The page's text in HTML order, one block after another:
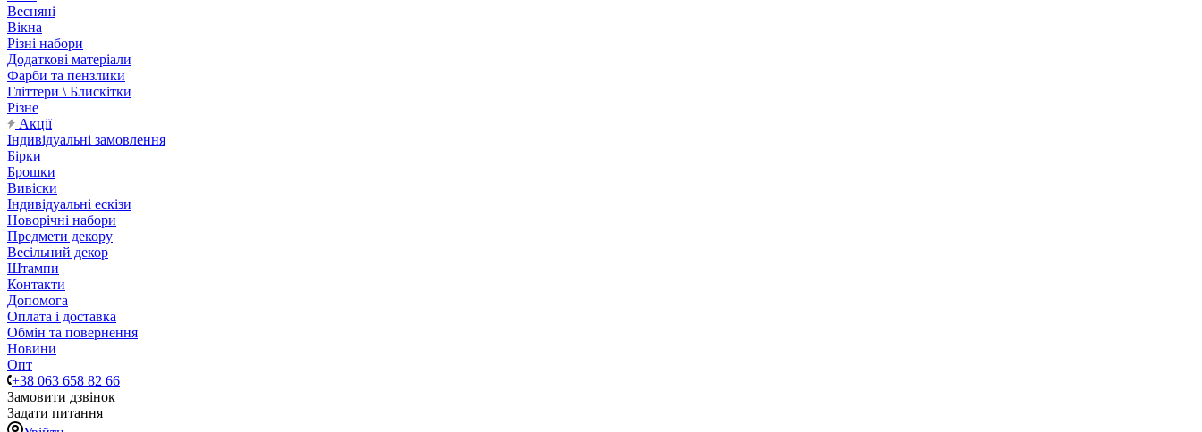
Весняні
Вікна
Різні набори
Додаткові матеріали
Фарби та пензлики
Гліттери \ Блискітки
Різне
Акції
Індивідуальні замовлення
Бірки
Брошки
Вивіски
Індивідуальні ескізи
Новорічні набори
Предмети декору
Весільний декор
Штампи
Контакти
Допомога
Оплата і доставка
Обмін та повернення
Новини
Опт
+38 063 658 82 66
Замовити дзвінок
Задати питання